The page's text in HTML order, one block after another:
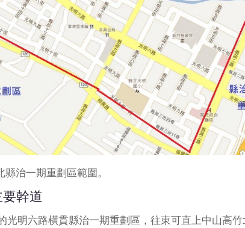
治一期重劃區範圍。
幹道
光明六路橫貫縣治一期重劃區，往東可直上中山高